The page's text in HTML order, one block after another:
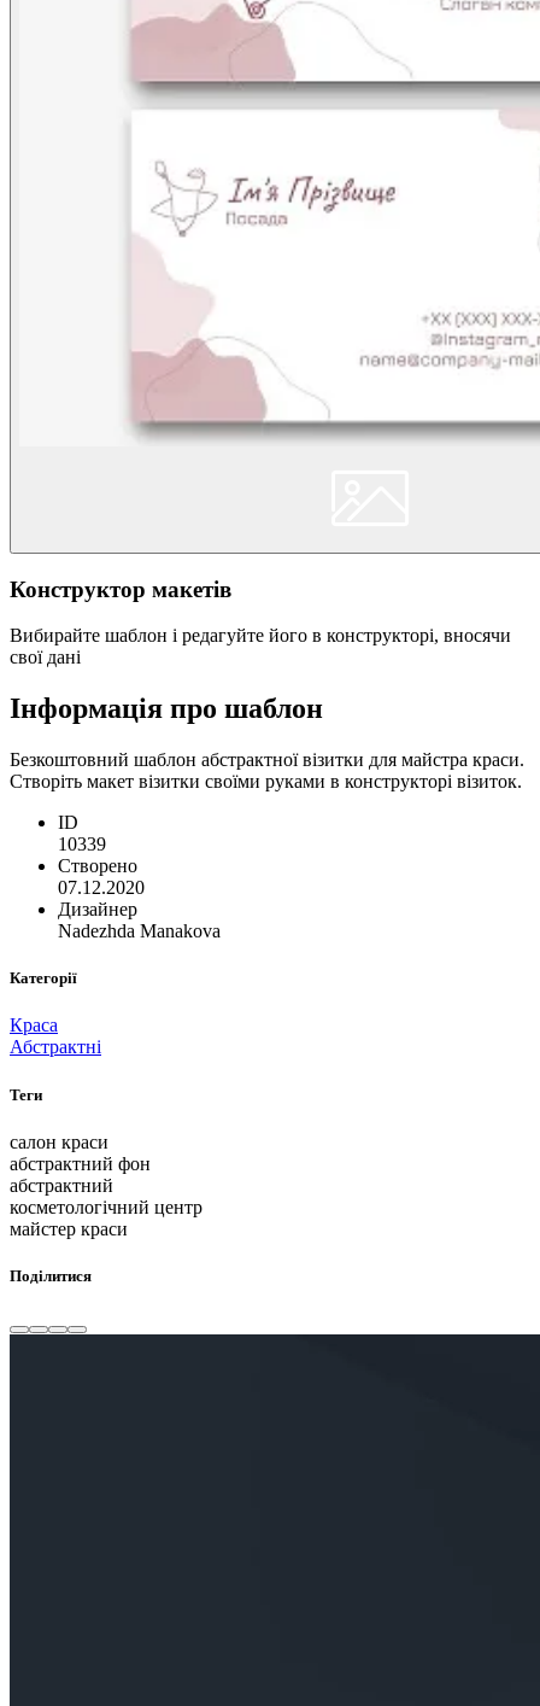
Конструктор макетів
Вибирайте шаблон і редагуйте його в конструкторі, вносячи
свої дані
Інформація про шаблон
Безкоштовний шаблон абстрактної візитки для майстра краси.
Створіть макет візитки своїми руками в конструкторі візиток.
ID
10339
Створено
07.12.2020
Дизайнер
Nadezhda Manakova
Категорії
Краса
Абстрактні
Теги
салон краси
абстрактний фон
абстрактний
косметологічний центр
майстер краси
Поділитися